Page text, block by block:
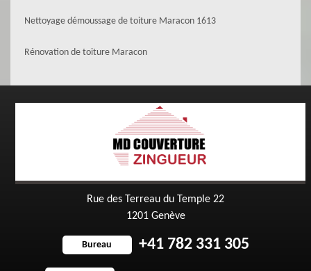
Nettoyage démoussage de toiture Maracon 1613
Rénovation de toiture Maracon
Rue des Terreau du Temple 22
1201 Genève
Bureau +41 782 331 305